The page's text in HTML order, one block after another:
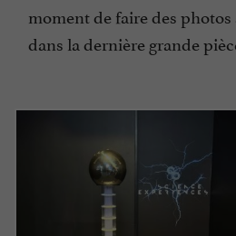
moment de faire des
dans la dernière grande